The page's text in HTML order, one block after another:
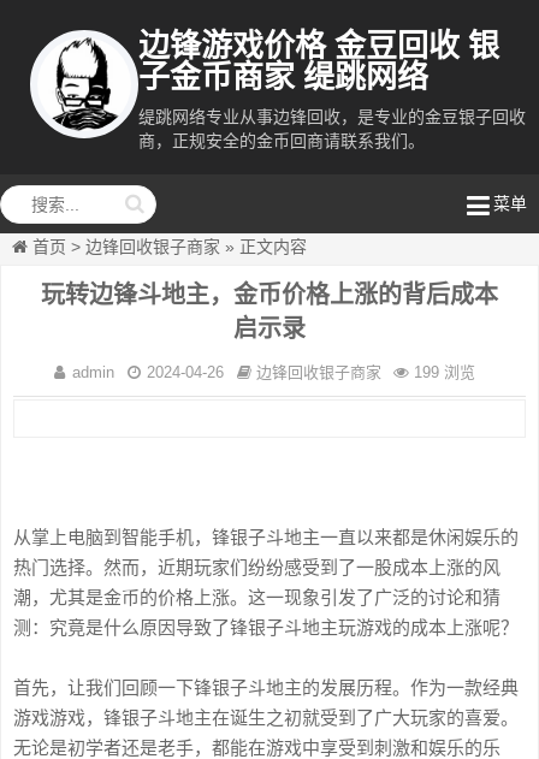
边锋游戏价格 金豆回收 银
子金币商家 缇跳网络
缇跳网络专业从事边锋回收，是专业的金豆银子回收
商，正规安全的金币回商请联系我们。
菜单
首页 > 边锋回收银子商家 » 正文内容
玩转边锋斗地主，金币价格上涨的背后成本
启示录
admin 2024-04-26 边锋回收银子商家 199 浏览
从掌上电脑到智能手机，锋银子斗地主一直以来都是休闲娱乐的
热门选择。然而，近期玩家们纷纷感受到了一股成本上涨的风
潮，尤其是金币的价格上涨。这一现象引发了广泛的讨论和猜
测：究竟是什么原因导致了锋银子斗地主玩游戏的成本上涨呢？
首先，让我们回顾一下锋银子斗地主的发展历程。作为一款经典
游戏游戏，锋银子斗地主在诞生之初就受到了广大玩家的喜爱。
无论是初学者还是老手，都能在游戏中享受到刺激和娱乐的乐